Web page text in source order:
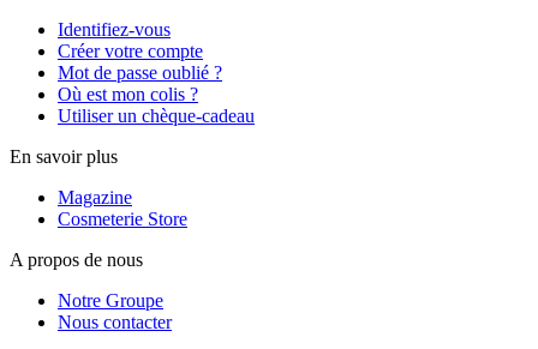
Identifiez-vous
Créer votre compte
Mot de passe oublié ?
Où est mon colis ?
Utiliser un chèque-cadeau
En savoir plus
Magazine
Cosmeterie Store
A propos de nous
Notre Groupe
Nous contacter